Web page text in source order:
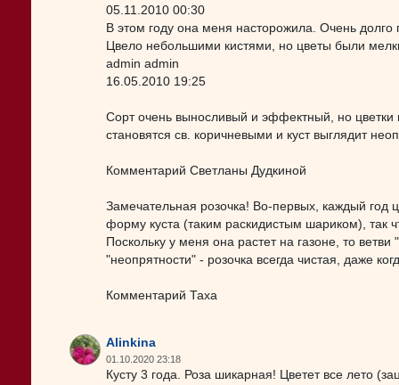
05.11.2010 00:30
В этом году она меня насторожила. Очень
Цвело небольшими кистями, но цветы были
admin admin
16.05.2010 19:25
Сорт очень выносливый и эффектный, но
становятся св. коричневыми и куст выглядит
Комментарий Светланы Дудкиной
Замечательная розочка! Во-первых, каждый год
форму куста (таким раскидистым шариком), так
Поскольку у меня она растет на газоне, то
"неопрятности" - розочка всегда чистая, даже
Комментарий Таха
Alinkina
01.10.2020 23:18
Кусту 3 года. Роза шикарная! Цветет все лето